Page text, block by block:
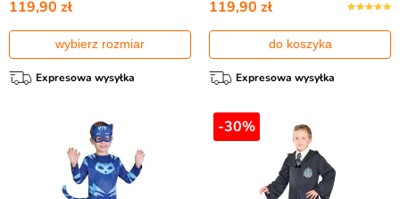
119,90 zł
wybierz rozmiar
Expresowa wysyłka
119,90 zł
do koszyka
Expresowa wysyłka
-30%